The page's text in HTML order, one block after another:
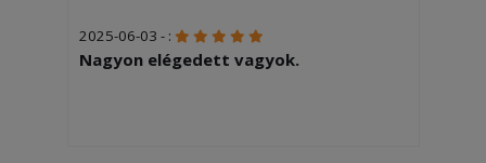
2025-06-03 - :
Nagyon elégedett vagyok.